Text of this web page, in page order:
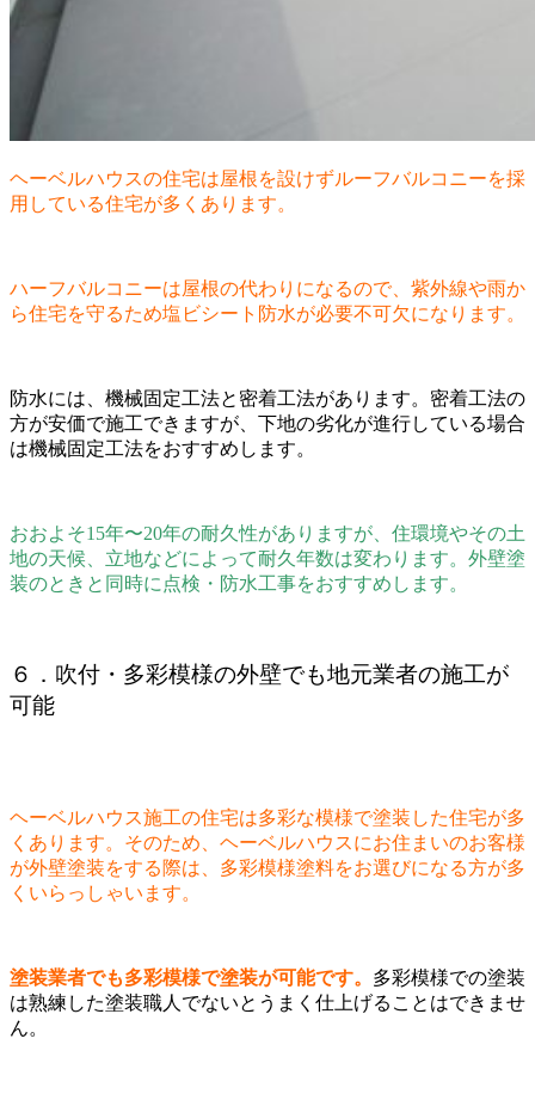
ヘーベルハウスの住宅は屋根を設けずルーフバルコニーを採
用している住宅が多くあります。
ハーフバルコニーは屋根の代わりになるので、紫外線や雨か
ら住宅を守るため塩ビシート防水が必要不可欠になります。
防水には、機械固定工法と密着工法があります。密着工法の
方が安価で施工できますが、下地の劣化が進行している場合
は機械固定工法をおすすめします。
おおよそ15年〜20年の耐久性がありますが、住環境やその土
地の天候、立地などによって耐久年数は変わります。外壁塗
装のときと同時に点検・防水工事をおすすめします。
６．吹付・多彩模様の外壁でも地元業者の施工が
可能
ヘーベルハウス施工の住宅は多彩な模様で塗装した住宅が多
くあります。そのため、ヘーベルハウスにお住まいのお客様
が外壁塗装をする際は、多彩模様塗料をお選びになる方が多
くいらっしゃいます。
塗装業者でも多彩模様で塗装が可能です。 多彩模様での塗装
は熟練した塗装職人でないとうまく仕上げることはできませ
ん。